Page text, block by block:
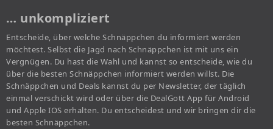
… unkompliziert
Entscheide, über welche Schnäppchen du informiert werden
möchtest. Selbst die Jagd nach Schnäppchen ist mit uns ein
Vergnügen. Du hast die Wahl und kannst so entscheide, wie du
über die besten Schnäppchen informiert werden willst. Die
Schnäppchen und Deals kannst du per Newsletter, der täglich
einmal verschickt wird oder über die DealGott App für Android
und Apple IOS erhalten. Du entscheidest und wir bringen dir die
besten Schnäppchen.